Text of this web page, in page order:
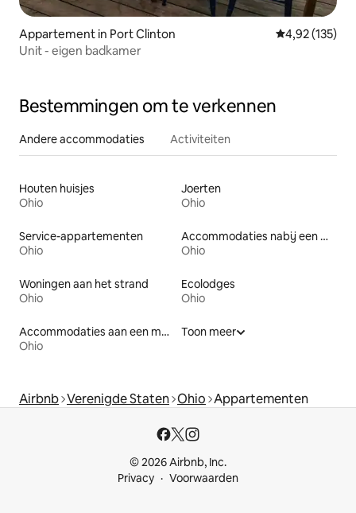
Appartement in Port Clinton Gemiddelde
4,92 (135)
Unit - eigen badkamer
Bestemmingen om te verkennen
Andere accommodaties Activiteiten
Houten huisjes
Ohio
Joerten
Ohio
Service-appartementen
Ohio
Accommodaties nabij een meer
Ohio
Woningen aan het strand
Ohio
Ecolodges
Ohio
Accommodaties aan een meer
Ohio
Toon meer
Airbnb Verenigde Staten Ohio Appartementen
© 2026 Airbnb, Inc.
Privacy
Voorwaarden